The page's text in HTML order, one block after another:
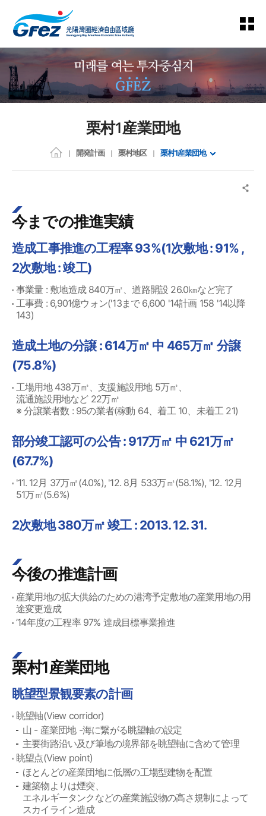
栗村1産業団地
開発計画 栗村地区 栗村1産業団地
今までの推進実績
造成工事推進の工程率 93%(1次敷地 : 91% ,
2次敷地 : 竣工)
事業量 : 敷地造成 840万㎡、道路開設 26.0㎞など完了
工事費 : 6,901億ウォン('13まで 6,600 '14計画 158 '14以降
143)
造成土地の分譲 : 614万㎡ 中 465万㎡ 分譲
(75.8%)
工場用地 438万㎡、支援施設用地 5万㎡、
流通施設用地など 22万㎡
※ 分譲業者数 : 95の業者(稼動 64、着工 10、未着工 21)
部分竣工認可の公告 : 917万㎡ 中 621万㎡
(67.7%)
'11. 12月 37万㎡(4.0%), '12. 8月 533万㎡(58.1%), '12. 12月
51万㎡(5.6%)
2次敷地 380万㎡ 竣工 : 2013. 12. 31.
今後の推進計画
産業用地の拡大供給のための港湾予定敷地の産業用地の用
途変更造成
’14年度の工程率 97% 達成目標事業推進
栗村1産業団地
眺望型景観要素の計画
眺望軸(View corridor)
山 - 産業団地 -海に繋がる眺望軸の設定
主要街路沿い及び筆地の境界部を眺望軸に含めて管理
眺望点(View point)
ほとんどの産業団地に低層の工場型建物を配置
建築物よりは煙突、
エネルギータンクなどの産業施設物の高さ規制によって
スカイライン造成